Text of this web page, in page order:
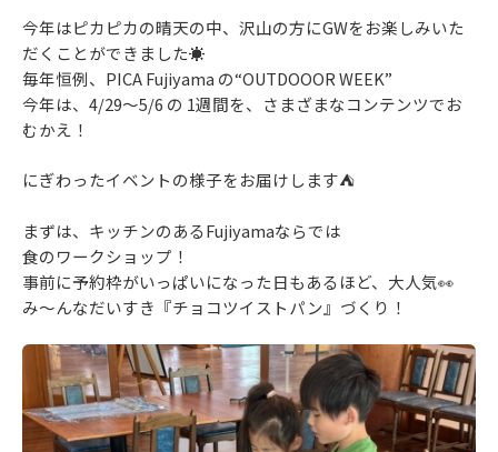
今年はピカピカの晴天の中、沢山の方にGWをお楽しみいた
だくことができました☀
毎年恒例、PICA Fujiyama の“OUTDOOOR WEEK”
今年は、4/29～5/6 の 1週間を、さまざまなコンテンツでお
むかえ！
にぎわったイベントの様子をお届けします⛺
まずは、キッチンのあるFujiyamaならでは
食のワークショップ！
事前に予約枠がいっぱいになった日もあるほど、大人気👀
み～んなだいすき『チョコツイストパン』づくり！